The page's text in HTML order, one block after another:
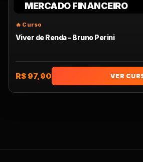
MERCADO FINANCEIRO
Viver de Renda – Bruno Perini
R$ 97,90 VER